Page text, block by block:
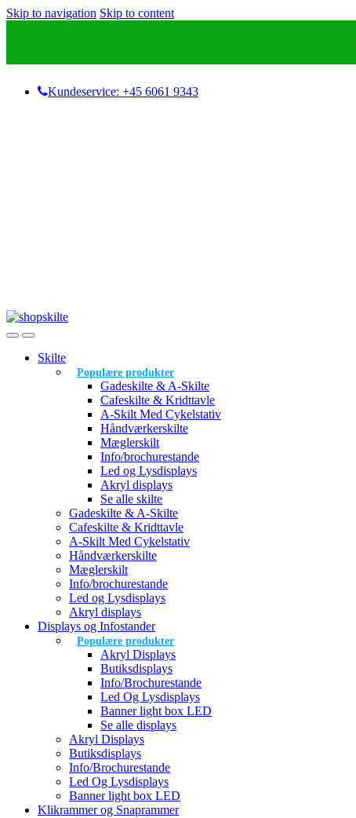
Skip to navigation Skip to content
Kundeservice: +45 6061 9343
Skilte
Populære produkter
Gadeskilte & A-Skilte
Cafeskilte & Kridttavle
A-Skilt Med Cykelstativ
Håndværkerskilte
Mæglerskilt
Info/brochurestande
Led og Lysdisplays
Akryl displays
Se alle skilte
Gadeskilte & A-Skilte
Cafeskilte & Kridttavle
A-Skilt Med Cykelstativ
Håndværkerskilte
Mæglerskilt
Info/brochurestande
Led og Lysdisplays
Akryl displays
Displays og Infostander
Populære produkter
Akryl Displays
Butiksdisplays
Info/Brochurestande
Led Og Lysdisplays
Banner light box LED
Se alle displays
Akryl Displays
Butiksdisplays
Info/Brochurestande
Led Og Lysdisplays
Banner light box LED
Klikrammer og Snaprammer